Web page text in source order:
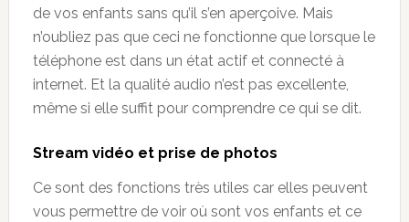
de vos enfants sans qu’il s’en aperçoive. Mais
n’oubliez pas que ceci ne fonctionne que lorsque le
téléphone est dans un état actif et connecté à
internet. Et la qualité audio n’est pas excellente,
même si elle suffit pour comprendre ce qui se dit.
Stream vidéo et prise de photos
Ce sont des fonctions très utiles car elles peuvent
vous permettre de voir où sont vos enfants et ce